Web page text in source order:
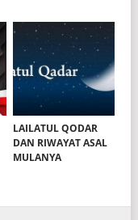
LAILATUL QODAR
DAN RIWAYAT ASAL
MULANYA